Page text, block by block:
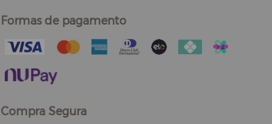
Formas de pagamento
Compra Segura